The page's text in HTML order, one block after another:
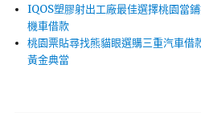
IQOS塑膠射出工廠最佳選擇桃園當
機車借款
桃園票貼尋找熊貓眼選購三重汽車借
黃金典當